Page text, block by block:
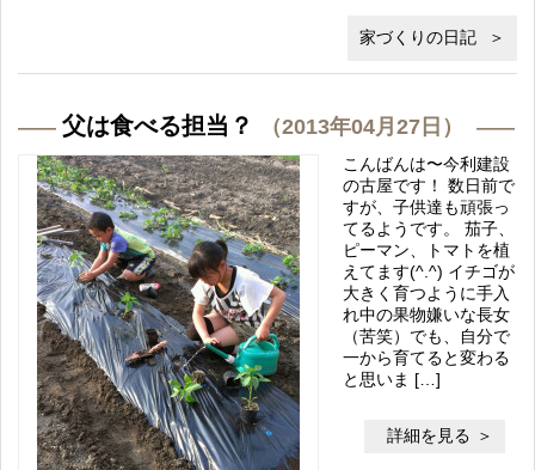
家づくりの日記
父は食べる担当？ （2013年04月27日）
こんばんは〜今利建設
の古屋です！ 数日前で
すが、子供達も頑張っ
てるようです。 茄子、
ピーマン、トマトを植
えてます(^.^) イチゴが
大きく育つように手入
れ中の果物嫌いな長女
（苦笑）でも、自分で
一から育てると変わる
と思いま […]
詳細を見る